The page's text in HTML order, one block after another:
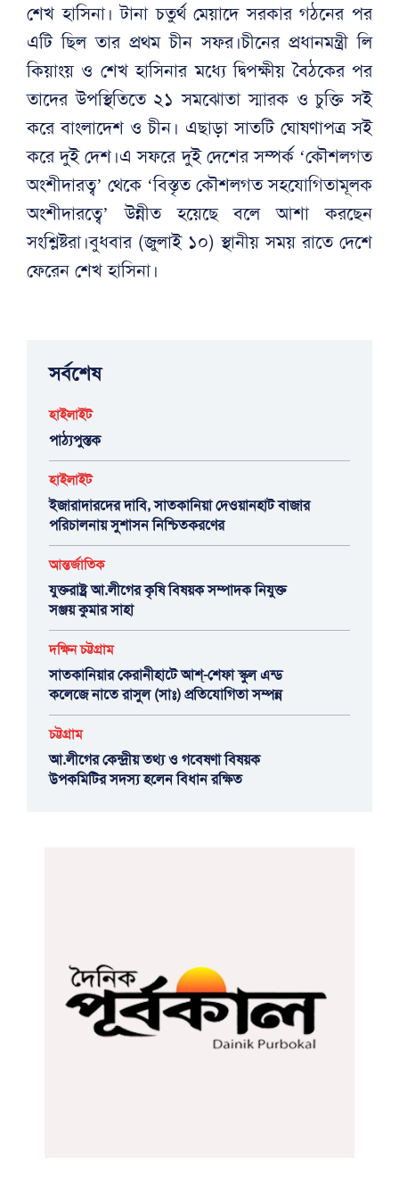
শেখ হাসিনা। টানা চতুর্থ মেয়াদে সরকার গঠনের পর
এটি ছিল তার প্রথম চীন সফর।চীনের প্রধানমন্ত্রী লি
কিয়াংয় ও শেখ হাসিনার মধ্যে দ্বিপক্ষীয় বৈঠকের পর
তাদের উপস্থিতিতে ২১ সমঝোতা স্মারক ও চুক্তি সই
করে বাংলাদেশ ও চীন। এছাড়া সাতটি ঘোষণাপত্র সই
করে দুই দেশ।এ সফরে দুই দেশের সম্পর্ক ‘কৌশলগত
অংশীদারত্ব’ থেকে ‘বিস্তৃত কৌশলগত সহযোগিতামূলক
অংশীদারত্বে’ উন্নীত হয়েছে বলে আশা করছেন
সংশ্লিষ্টরা।বুধবার (জুলাই ১০) স্থানীয় সময় রাতে দেশে
ফেরেন শেখ হাসিনা।
সর্বশেষ
হাইলাইট
পাঠ্যপুস্তক
হাইলাইট
ইজারাদারদের দাবি, সাতকানিয়া দেওয়ানহাট বাজার
পরিচালনায় সুশাসন নিশ্চিতকরণের
আন্তর্জাতিক
যুক্তরাষ্ট্র আ.লীগের কৃষি বিষয়ক সম্পাদক নিযুক্ত
সঞ্জয় কুমার সাহা
দক্ষিন চট্টগ্রাম
সাতকানিয়ার কেরানীহাটে আশ্-শেফা স্কুল এন্ড
কলেজে নাতে রাসুল (সাঃ) প্রতিযোগিতা সম্পন্ন
চট্টগ্রাম
আ.লীগের কেন্দ্রীয় তথ্য ও গবেষণা বিষয়ক
উপকমিটির সদস্য হলেন বিধান রক্ষিত